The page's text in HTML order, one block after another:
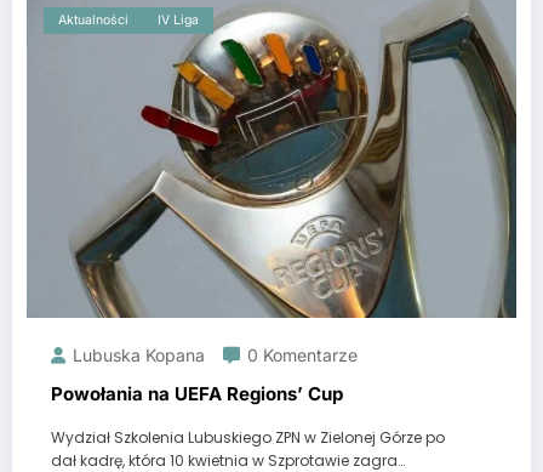
Aktualności IV Liga
Lubuska Kopana 0 Komentarze
Powołania na UEFA Regions’ Cup
Wydział Szkolenia Lubuskiego ZPN w Zielonej Górze po
dał kadrę, która 10 kwietnia w Szprotawie zagra…